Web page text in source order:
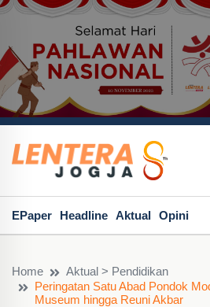
EPaper Headline Aktual Opini
Home
Aktual > Pendidikan
Peringatan Satu Abad Pondok
Museum hingga Reuni Akbar